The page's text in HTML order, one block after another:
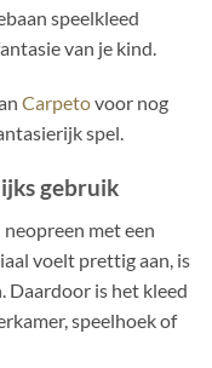
speelkleed
van je kind.
Carpetovoor nog
spel.
gebruik
met een
voelt prettig aan, is
Daardoor is het kleed
speelhoek of